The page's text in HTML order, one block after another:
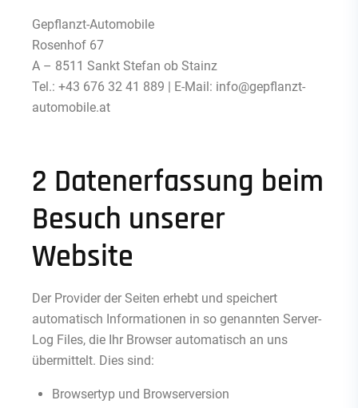
Gepflanzt-Automobile
Rosenhof 67
A – 8511 Sankt Stefan ob Stainz
Tel.: +43 676 32 41 889 | E-Mail: info@gepflanzt-
automobile.at
2 Datenerfassung beim
Besuch unserer
Website
Der Provider der Seiten erhebt und speichert
automatisch Informationen in so genannten Server-
Log Files, die Ihr Browser automatisch an uns
übermittelt. Dies sind:
Browsertyp und Browserversion